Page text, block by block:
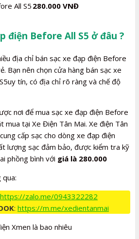
All S5 280.000 VNĐ
điện Before All S5 ở đâu ?
địa chỉ bán sạc xe đạp điện Before
Bạn nên chọn cửa hàng bán sạc xe
tín, có địa chỉ rõ ràng và chế độ
nơi để mua sạc xe đạp điện Before
mua tại Xe Điện Tân Mai. Xe điện Tân
cấp sạc cho dòng xe đạp điện
lượng sạc đảm bảo, được kiểm tra kỹ
phồng bình với giá là 280.000
qua:
https://zalo.me/0943322282
: https://m.me/xedientanmai